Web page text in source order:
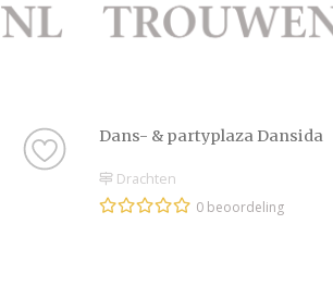
Dans- & partyplaza Dansida
Drachten
0 beoordeling